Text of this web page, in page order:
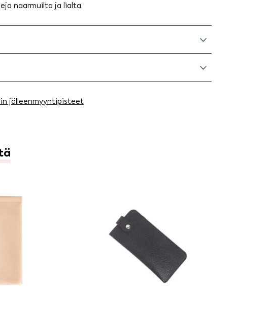
naarmuilta ja lialta.
jälleenmyyntipisteet